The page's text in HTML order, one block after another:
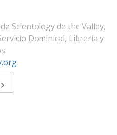
Scientology de the Valley,
Dominical, Librería y